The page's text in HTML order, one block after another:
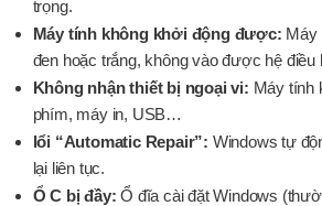
trọng.
Máy tính không khởi động được: Máy
đen hoặc trắng, không vào được hệ điều
Không nhận thiết bị ngoại vi: Máy tính
phím, máy in, USB…
lổi “Automatic Repair”: Windows tự
lại liên tục.
Ổ C bị đầy: Ổ đĩa cài đặt Windows